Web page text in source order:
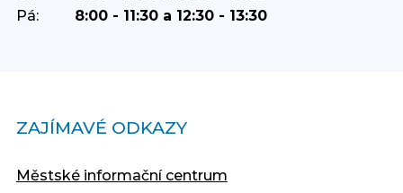
Pá:
8:00 - 11:30 a 12:30 - 13:30
ZAJÍMAVÉ ODKAZY
Městské informační centrum